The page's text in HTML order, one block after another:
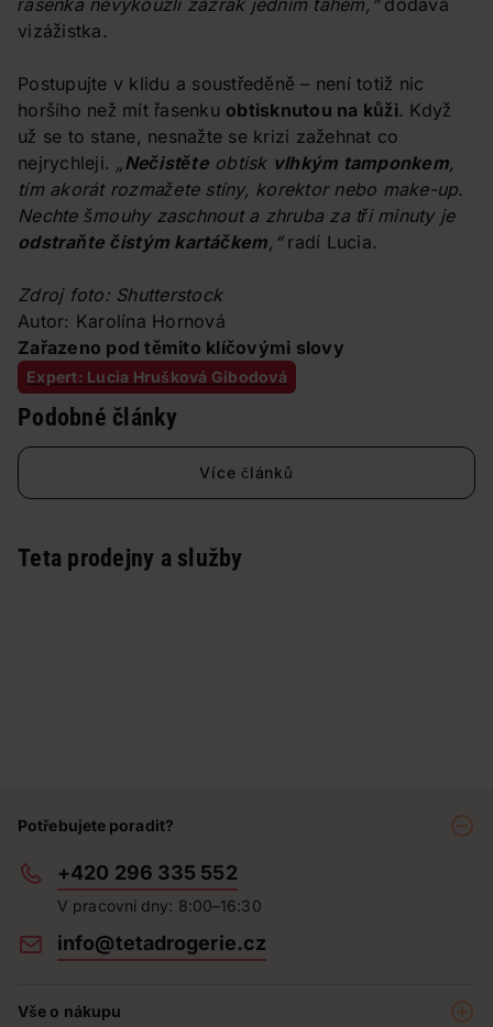
vizážistka.
Postupujte v klidu a soustředěně – není totiž nic
horšího než mít řasenku obtisknutou na kůži. Když
už se to stane, nesnažte se krizi zažehnat co
nejrychleji. „Nečistěteobtisk vlhkým tamponkem,
tím akorát rozmažete stíny, korektor nebo make-up.
Nechte šmouhy zaschnout a zhruba za tři minuty je
odstraňte čistým kartáčkem,“radí Lucia.
Zdroj foto: Shutterstock
Autor: Karolína Hornová
Zařazeno pod těmito klíčovými slovy
Expert: Lucia Hrušková Gibodová
Podobné články
Více článků
Teta prodejny a služby
Potřebujete poradit?
+420 296 335 552
V pracovní dny: 8:00–16:30
info@tetadrogerie.cz
Vše o nákupu